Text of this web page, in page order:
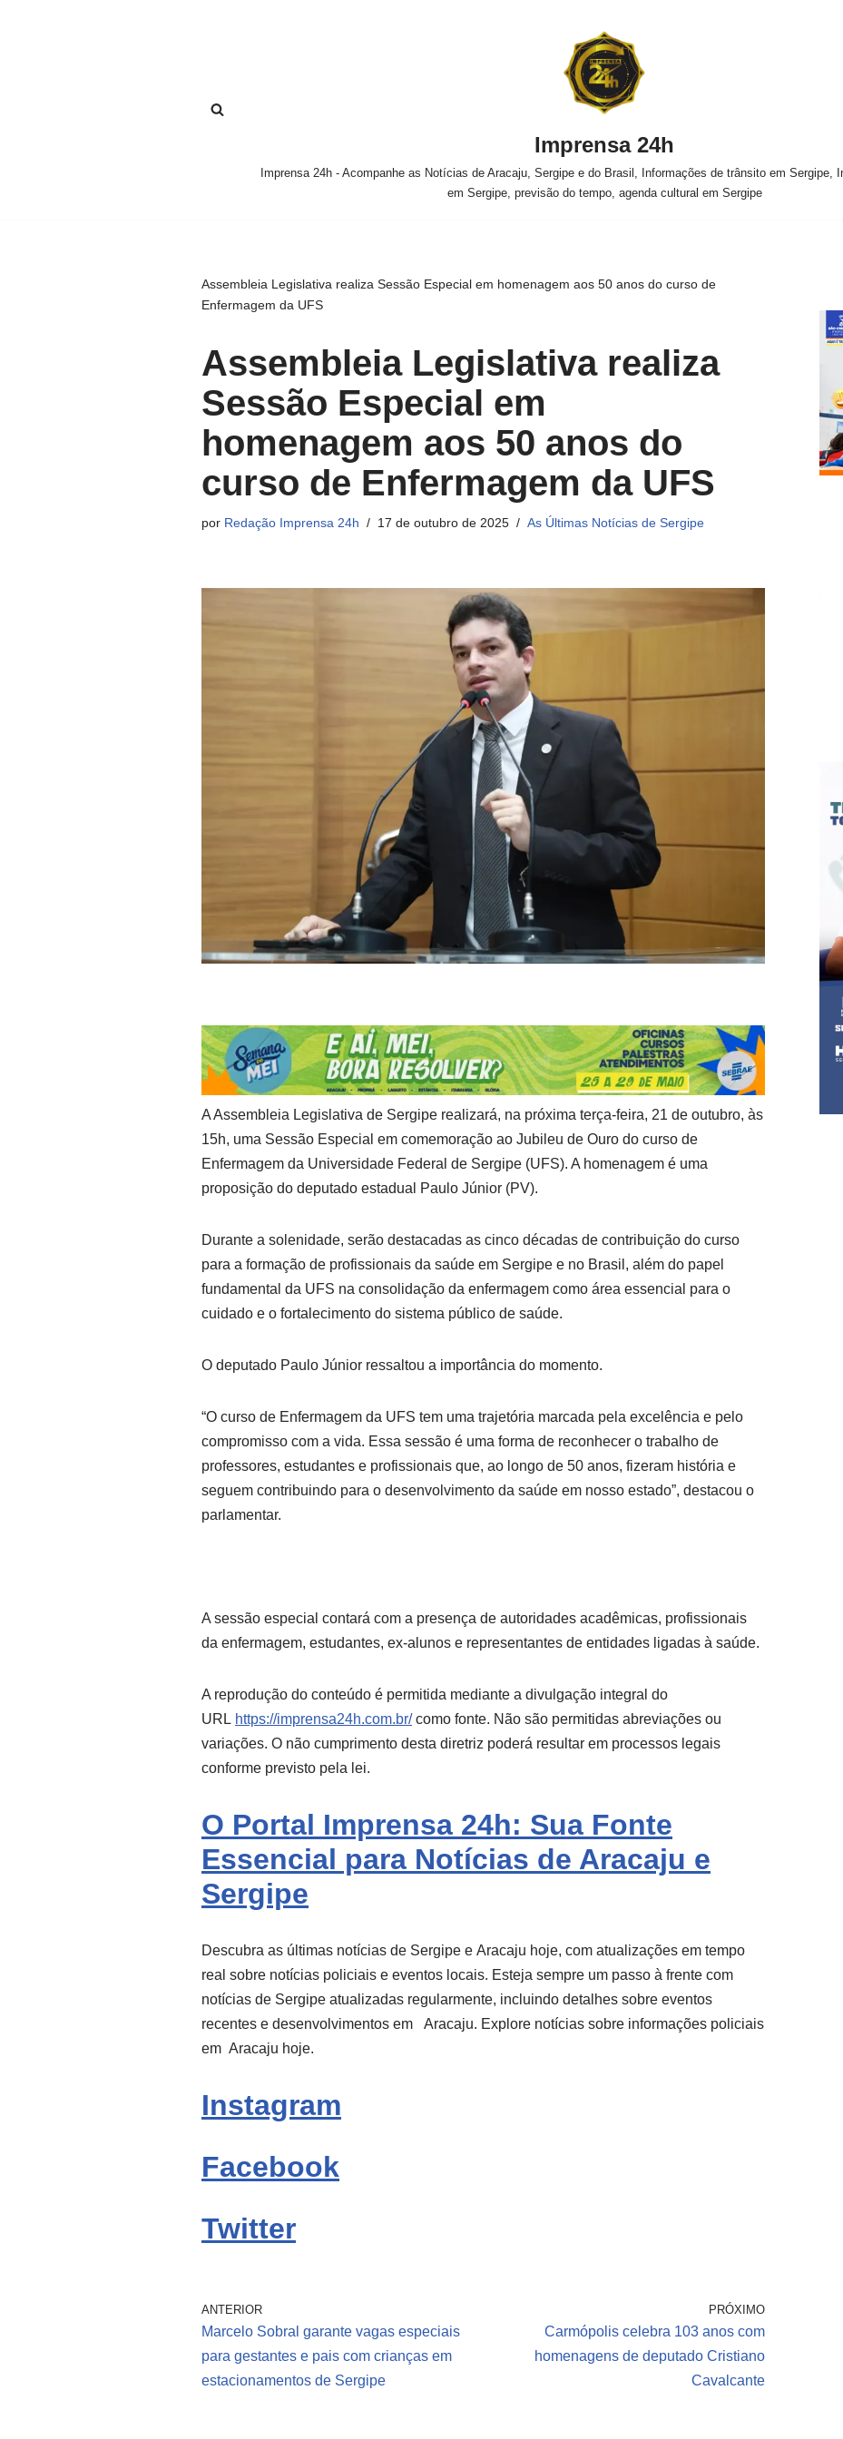
Imprensa 24h
Imprensa 24h - Acompanhe as Notícias de Aracaju, Sergipe e do Brasil, Informações de trânsito em Sergipe,
em Sergipe, previsão do tempo, agenda cultural em Sergipe
Assembleia Legislativa realiza Sessão Especial em homenagem aos 50 anos do curso de
Enfermagem da UFS
Assembleia Legislativa realiza
Sessão Especial em
homenagem aos 50 anos do
curso de Enfermagem da UFS
por Redação Imprensa 24h 17 de outubro de 2025 As Últimas Notícias de Sergipe
A Assembleia Legislativa de Sergipe realizará, na próxima terça-feira, 21 de outubro, às
15h, uma Sessão Especial em comemoração ao Jubileu de Ouro do curso de
Enfermagem da Universidade Federal de Sergipe (UFS). A homenagem é uma
proposição do deputado estadual Paulo Júnior (PV).
Durante a solenidade, serão destacadas as cinco décadas de contribuição do curso
para a formação de profissionais da saúde em Sergipe e no Brasil, além do papel
fundamental da UFS na consolidação da enfermagem como área essencial para o
cuidado e o fortalecimento do sistema público de saúde.
O deputado Paulo Júnior ressaltou a importância do momento.
“O curso de Enfermagem da UFS tem uma trajetória marcada pela excelência e pelo
compromisso com a vida. Essa sessão é uma forma de reconhecer o trabalho de
professores, estudantes e profissionais que, ao longo de 50 anos, fizeram história e
seguem contribuindo para o desenvolvimento da saúde em nosso estado”, destacou o
parlamentar.
A sessão especial contará com a presença de autoridades acadêmicas, profissionais
da enfermagem, estudantes, ex-alunos e representantes de entidades ligadas à saúde.
A reprodução do conteúdo é permitida mediante a divulgação integral do
URL https://imprensa24h.com.br/como fonte. Não são permitidas abreviações ou
variações. O não cumprimento desta diretriz poderá resultar em processos legais
conforme previsto pela lei.
O Portal Imprensa 24h: Sua Fonte
Essencial para Notícias de Aracaju e
Sergipe
Descubra as últimas notícias de Sergipe e Aracaju hoje, com atualizações em tempo
real sobre notícias policiais e eventos locais. Esteja sempre um passo à frente com
notícias de Sergipe atualizadas regularmente, incluindo detalhes sobre eventos
recentes e desenvolvimentos em Aracaju. Explore notícias sobre informações policiais
em Aracaju hoje.
Instagram
Facebook
Twitter
ANTERIOR
Marcelo Sobral garante vagas especiais
para gestantes e pais com crianças em
estacionamentos de Sergipe
PRÓXIMO
Carmópolis celebra 103 anos com
homenagens de deputado Cristiano
Cavalcante